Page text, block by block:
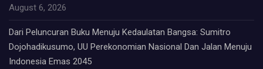
August 6, 2026
Dari Peluncuran Buku Menuju Kedaulatan Bangsa: Sumitro
Dojohadikusumo, UU Perekonomian Nasional Dan Jalan Menuju
Indonesia Emas 2045